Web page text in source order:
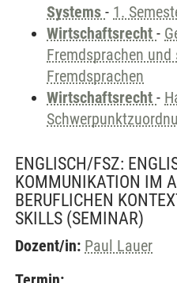
Systems - 1.
Wirtschaftsrecht -
Fremdsprachen
Fremdsprachen
Wirtschaftsrecht -
ENGLISCH/FSZ:
KOMMUNIKATION IM
BERUFLICHEN
SKILLS (SEMINAR)
Dozent/in: Paul Lauer